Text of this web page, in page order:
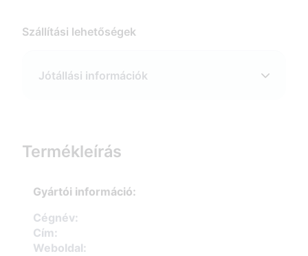
Szállítási lehetőségek
Jótállási információk
Termékleírás
Gyártói információ:
Cégnév:
Cím:
Weboldal: